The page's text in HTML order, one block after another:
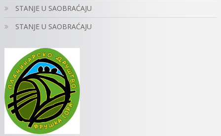
STANJE U SAOBRAĆAJU
STANJE U SAOBRAĆAJU